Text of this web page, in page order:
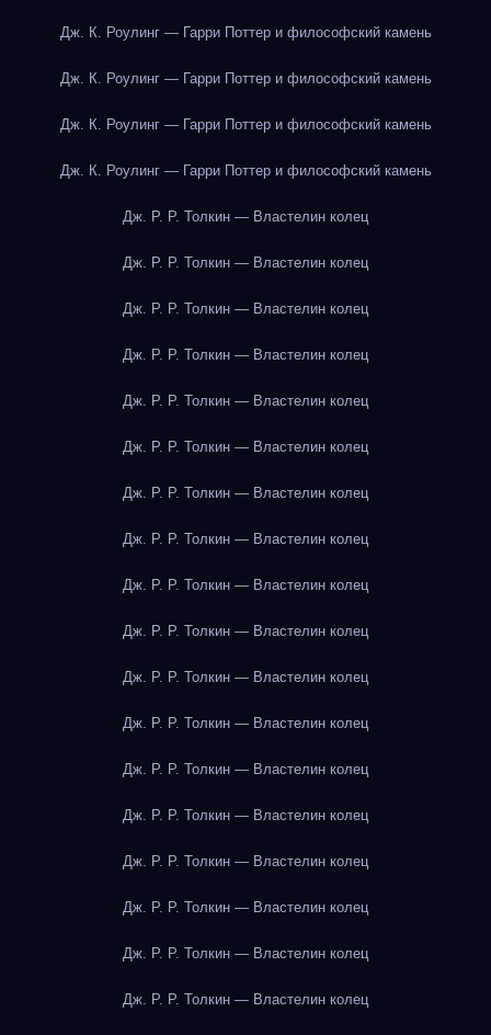
Дж. К. Роулинг — Гарри Поттер и философский камень
Дж. К. Роулинг — Гарри Поттер и философский камень
Дж. К. Роулинг — Гарри Поттер и философский камень
Дж. К. Роулинг — Гарри Поттер и философский камень
Дж. Р. Р. Толкин — Властелин колец
Дж. Р. Р. Толкин — Властелин колец
Дж. Р. Р. Толкин — Властелин колец
Дж. Р. Р. Толкин — Властелин колец
Дж. Р. Р. Толкин — Властелин колец
Дж. Р. Р. Толкин — Властелин колец
Дж. Р. Р. Толкин — Властелин колец
Дж. Р. Р. Толкин — Властелин колец
Дж. Р. Р. Толкин — Властелин колец
Дж. Р. Р. Толкин — Властелин колец
Дж. Р. Р. Толкин — Властелин колец
Дж. Р. Р. Толкин — Властелин колец
Дж. Р. Р. Толкин — Властелин колец
Дж. Р. Р. Толкин — Властелин колец
Дж. Р. Р. Толкин — Властелин колец
Дж. Р. Р. Толкин — Властелин колец
Дж. Р. Р. Толкин — Властелин колец
Дж. Р. Р. Толкин — Властелин колец